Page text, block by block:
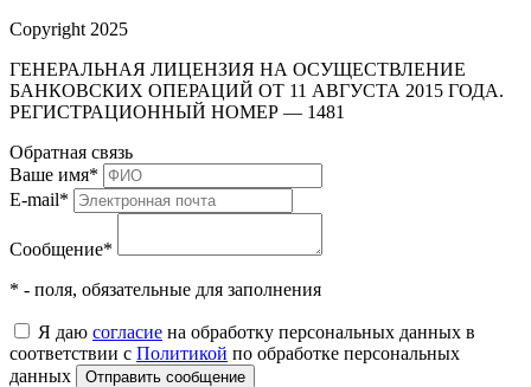
Copyright 2025
ГЕНЕРАЛЬНАЯ ЛИЦЕНЗИЯ НА ОСУЩЕСТВЛЕНИЕ
БАНКОВСКИХ ОПЕРАЦИЙ ОТ 11 АВГУСТА 2015 ГОДА.
РЕГИСТРАЦИОННЫЙ НОМЕР — 1481
Обратная связь
Ваше имя*
E-mail*
Сообщение*
* - поля, обязательные для заполнения
Я даю согласие на обработку персональных данных в
соответствии с Политикой по обработке персональных
данных
Отправить сообщение